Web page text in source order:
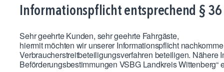
Informationspflicht entsprechend § 36
Sehr geehrte Kunden, sehr geehrte Fahrgäste,
hiermit möchten wir unserer Informationspflicht
Verbraucherstreitbeteiligungsverfahren beteiligen. Nähere
Beförderungsbestimmungen VSBG Landkreis Wittenberg“